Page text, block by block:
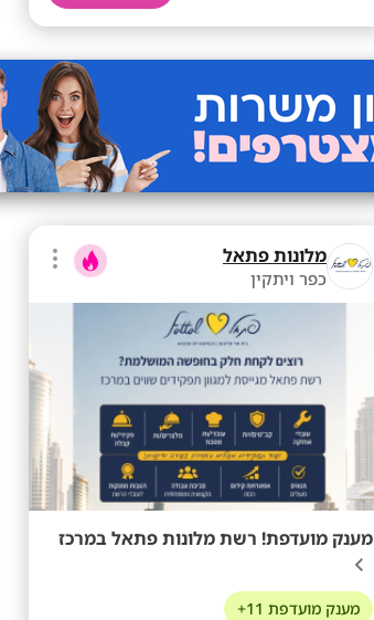
מלונות פתאל
כפר ויתקין
מענק מועדפת! רשת מלונות פתאל במרכז
מענק מועדפת 11+